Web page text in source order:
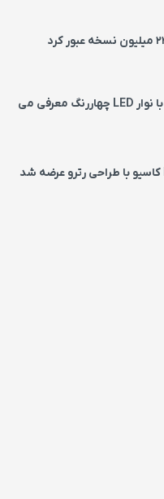
لپ‌تاپ‌های جدید گوگل با نوار LED چهاررنگ معرفی می‌